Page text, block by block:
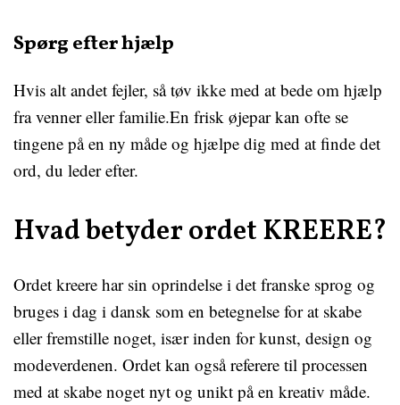
Spørg efter hjælp
Hvis alt andet fejler, så tøv ikke med at bede om hjælp
fra venner eller familie.En frisk øjepar kan ofte se
tingene på en ny måde og hjælpe dig med at finde det
ord, du leder efter.
Hvad betyder ordet KREERE?
Ordet kreere har sin oprindelse i det franske sprog og
bruges i dag i dansk som en betegnelse for at skabe
eller fremstille noget, især inden for kunst, design og
modeverdenen. Ordet kan også referere til processen
med at skabe noget nyt og unikt på en kreativ måde.